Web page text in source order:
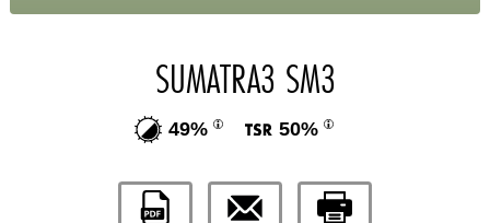
SUMATRA3 SM3
49% 50%